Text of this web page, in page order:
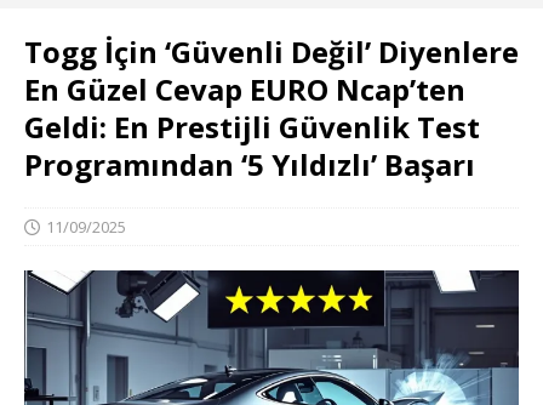
Togg İçin ‘Güvenli Değil’ Diyenlere
En Güzel Cevap EURO Ncap’ten
Geldi: En Prestijli Güvenlik Test
Programından ‘5 Yıldızlı’ Başarı
11/09/2025